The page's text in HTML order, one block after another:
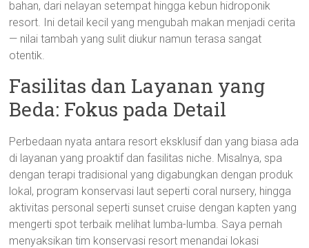
bahan, dari nelayan setempat hingga kebun hidroponik
resort. Ini detail kecil yang mengubah makan menjadi cerita
— nilai tambah yang sulit diukur namun terasa sangat
otentik.
Fasilitas dan Layanan yang
Beda: Fokus pada Detail
Perbedaan nyata antara resort eksklusif dan yang biasa ada
di layanan yang proaktif dan fasilitas niche. Misalnya, spa
dengan terapi tradisional yang digabungkan dengan produk
lokal, program konservasi laut seperti coral nursery, hingga
aktivitas personal seperti sunset cruise dengan kapten yang
mengerti spot terbaik melihat lumba-lumba. Saya pernah
menyaksikan tim konservasi resort menandai lokasi